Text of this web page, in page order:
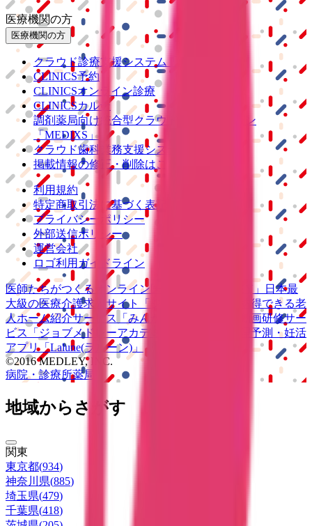
医療機関の方
医療機関の方
クラウド診療支援システム
CLINICS予約
CLINICSオンライン診療
CLINICSカルテ
調剤薬局向け統合型クラウドソリューション
「MEDIXS」
クラウド歯科業務支援システム
掲載情報の修正・削除はこちら
利用規約
特定商取引法に基づく表記
プライバシーポリシー
外部送信ポリシー
運営会社
ロゴ利用ガイドライン
医師たちがつくる オンライン医療事典 「MEDLEY」
日本最
大級の医療介護求人サイト 「ジョブメドレー」 納得できる老
人ホーム紹介サービス
「みんかい」
動画研修サー
ビス
「ジョブメドレーアカデミー」
生理予測・妊活
アプリ「Lalune(ラルーン)」
©2016 MEDLEY, INC.
病院・診療所薬局
地域からさがす
関東
東京都(934)
神奈川県(885)
埼玉県(479)
千葉県(418)